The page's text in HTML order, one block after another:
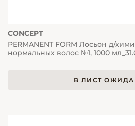
CONCEPT
PERMANENT FORM Лосьон д/
нормальных волос №1, 1000
В ЛИСТ